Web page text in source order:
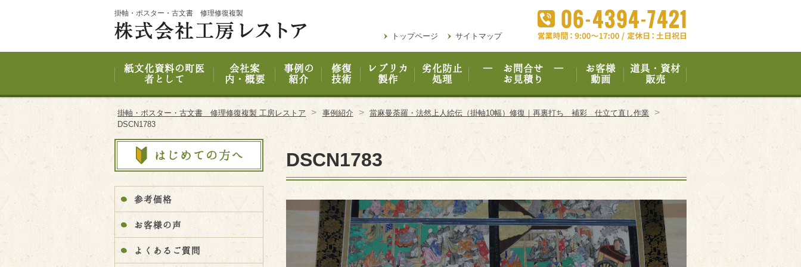
掛軸・ポスター・古文書 修理修復複製
トップページ サイトマップ
紙文化資料の町医
者として
会社案
内・概要
事例の
紹介
修復
技術
レプリカ
製作
劣化防止
処理
― お問合せ ―
お見積り
お客様
動画
道具・資材
販売
掛軸・ポスター・古文書 修理修復複製 工房レストア > 事例紹介 > 當麻曼荼羅・法然上人絵伝（掛軸10幅）修復｜再裏打ち 補彩 仕立て直し作業 >
DSCN1783
DSCN1783
参考価格
お客様の声
よくあるご質問